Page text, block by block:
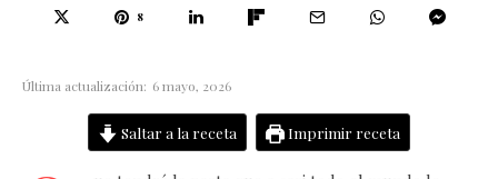
8
Última actualización: 6 mayo, 2026
Saltar a la receta Imprimir receta